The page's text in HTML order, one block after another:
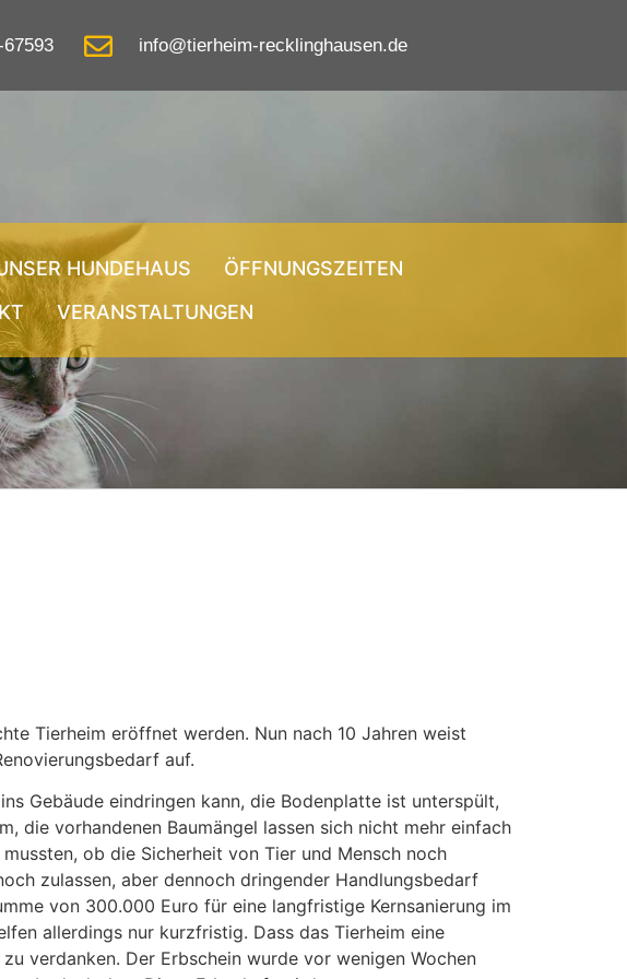
info@tierheim-recklinghausen.de
HUNDEHAUS
ÖFFNUNGSZEITEN
VERANSTALTUNGEN
Tierheim eröffnet werden. Nun nach 10 Jahren weist
auf.
Gebäude eindringen kann, die Bodenplatte ist unterspült,
die vorhandenen Baumängel lassen sich nicht mehr einfach
ob die Sicherheit von Tier und Mensch noch
zulassen, aber dennoch dringender Handlungsbedarf
von 300.000 Euro für eine langfristige Kernsanierung im
allerdings nur kurzfristig. Dass das Tierheim eine
verdanken. Der Erbschein wurde vor wenigen Wochen